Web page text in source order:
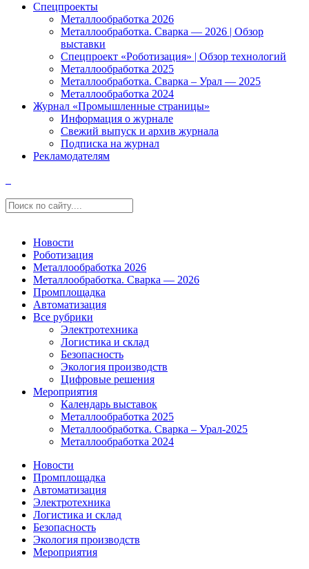
Спецпроекты
Металлообработка 2026
Металлообработка. Сварка — 2026 | Обзор
выставки
Спецпроект «Роботизация» | Обзор технологий
Металлообработка 2025
Металлообработка. Сварка – Урал — 2025
Металлообработка 2024
Журнал «Промышленные страницы»
Информация о журнале
Свежий выпуск и архив журнала
Подписка на журнал
Рекламодателям
Новости
Роботизация
Металлообработка 2026
Металлообработка. Сварка — 2026
Промплощадка
Автоматизация
Все рубрики
Электротехника
Логистика и склад
Безопасность
Экология производств
Цифровые решения
Мероприятия
Календарь выставок
Металлообработка 2025
Металлообработка. Сварка – Урал-2025
Металлообработка 2024
Новости
Промплощадка
Автоматизация
Электротехника
Логистика и склад
Безопасность
Экология производств
Мероприятия